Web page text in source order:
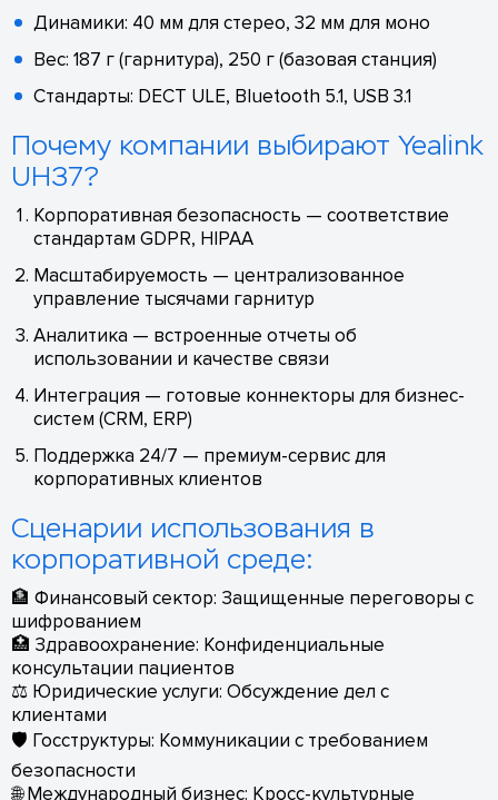
Динамики: 40 мм для стерео, 32 мм для моно
Вес: 187 г (гарнитура), 250 г (базовая станция)
Стандарты: DECT ULE, Bluetooth 5.1, USB 3.1
Почему компании выбирают Yealink
UH37?
Корпоративная безопасность — соответствие
стандартам GDPR, HIPAA
Масштабируемость — централизованное
управление тысячами гарнитур
Аналитика — встроенные отчеты об
использовании и качестве связи
Интеграция — готовые коннекторы для бизнес-
систем (CRM, ERP)
Поддержка 24/7 — премиум-сервис для
корпоративных клиентов
Сценарии использования в
корпоративной среде:
🏦 Финансовый сектор: Защищенные переговоры с
шифрованием
🏥 Здравоохранение: Конфиденциальные
консультации пациентов
⚖️ Юридические услуги: Обсуждение дел с
клиентами
🛡️ Госструктуры: Коммуникации с требованием
безопасности
🌐 Международный бизнес: Кросс-культурные